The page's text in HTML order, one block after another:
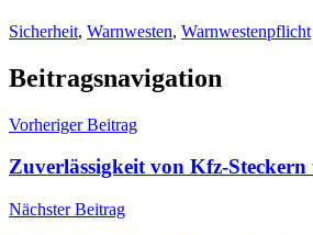
Sicherheit, Warnwesten, Warnwestenpflicht
Beitragsnavigation
Vorheriger Beitrag
Zuverlässigkeit von Kfz-Steckern
Nächster Beitrag